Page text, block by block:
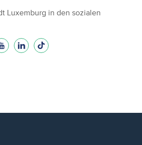
Luxemburg in den sozialen